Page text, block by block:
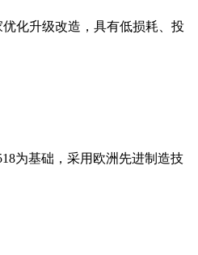
化升级改造，具有低损耗、投
为基础，采用欧洲先进制造技